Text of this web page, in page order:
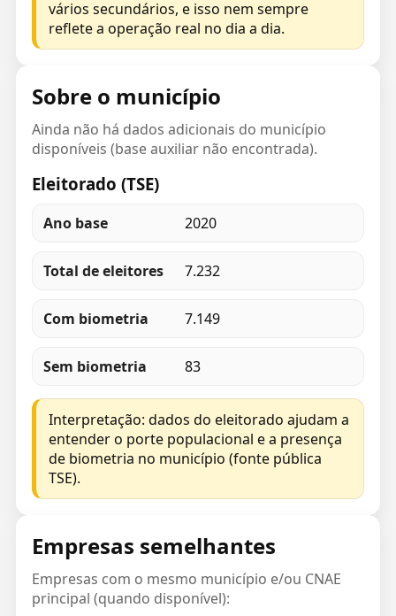
vários secundários, e isso nem sempre
reflete a operação real no dia a dia.
Sobre o município
Ainda não há dados adicionais do município
disponíveis (base auxiliar não encontrada).
Eleitorado (TSE)
Ano base 2020
Total de eleitores 7.232
Com biometria 7.149
Sem biometria 83
Interpretação: dados do eleitorado ajudam a
entender o porte populacional e a presença
de biometria no município (fonte pública
TSE).
Empresas semelhantes
Empresas com o mesmo município e/ou CNAE
principal (quando disponível):